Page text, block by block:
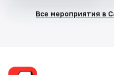
Все мероприятия в